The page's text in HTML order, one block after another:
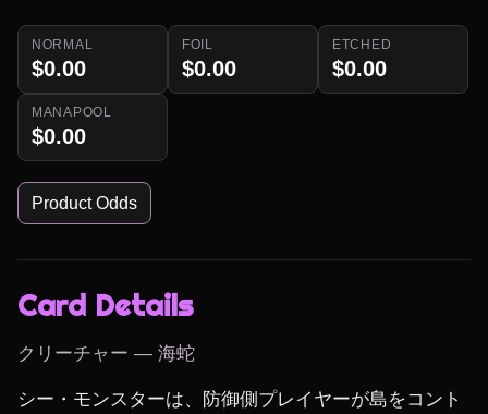
NORMAL
$0.00
FOIL
$0.00
ETCHED
$0.00
MANAPOOL
$0.00
Product Odds
Card Details
クリーチャー — 海蛇
シー・モンスターは、防御側プレイヤーが島をコント